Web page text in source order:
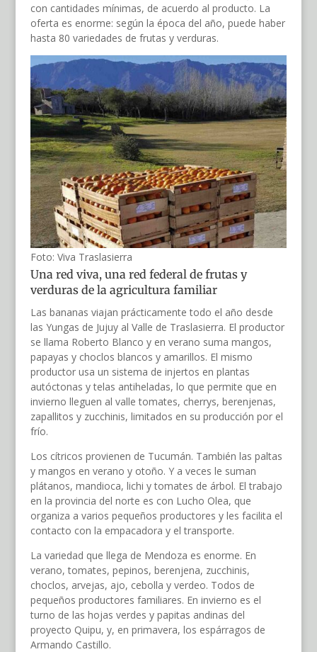
con cantidades mínimas, de acuerdo al producto. La
oferta es enorme: según la época del año, puede haber
hasta 80 variedades de frutas y verduras.
Foto: Viva Traslasierra
Una red viva, una red federal de frutas y
verduras de la agricultura familiar
Las bananas viajan prácticamente todo el año desde
las Yungas de Jujuy al Valle de Traslasierra. El productor
se llama Roberto Blanco y en verano suma mangos,
papayas y choclos blancos y amarillos. El mismo
productor usa un sistema de injertos en plantas
autóctonas y telas antiheladas, lo que permite que en
invierno lleguen al valle tomates, cherrys, berenjenas,
zapallitos y zucchinis, limitados en su producción por el
frío.
Los cítricos provienen de Tucumán. También las paltas
y mangos en verano y otoño. Y a veces le suman
plátanos, mandioca, lichi y tomates de árbol. El trabajo
en la provincia del norte es con Lucho Olea, que
organiza a varios pequeños productores y les facilita el
contacto con la empacadora y el transporte.
La variedad que llega de Mendoza es enorme. En
verano, tomates, pepinos, berenjena, zucchinis,
choclos, arvejas, ajo, cebolla y verdeo. Todos de
pequeños productores familiares. En invierno es el
turno de las hojas verdes y papitas andinas del
proyecto Quipu, y, en primavera, los espárragos de
Armando Castillo.